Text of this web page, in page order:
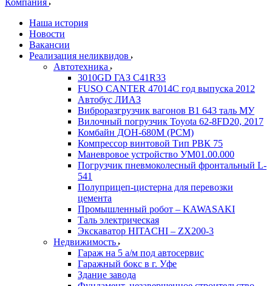
Компания
Наша история
Новости
Вакансии
Реализация неликвидов
Автотехника
3010GD ГАЗ С41R33
FUSO CANTER 47014C год выпуска 2012
Автобус ЛИАЗ
Виброразгрузчик вагонов В1 643 таль МУ
Вилочный погрузчик Toyota 62-8FD20, 2017
Комбайн ДОН-680М (РСМ)
Компрессор винтовой Тип РВК 75
Маневровое устройство УМ01.00.000
Погрузчик пневмоколесный фронтальный L-
541
Полуприцеп-цистерна для перевозки
цемента
Промышленный робот – KAWASAKI
Таль электрическая
Экскаватор HITACHI – ZX200-3
Недвижимость
Гараж на 5 а/м под автосервис
Гаражный бокс в г. Уфе
Здание завода